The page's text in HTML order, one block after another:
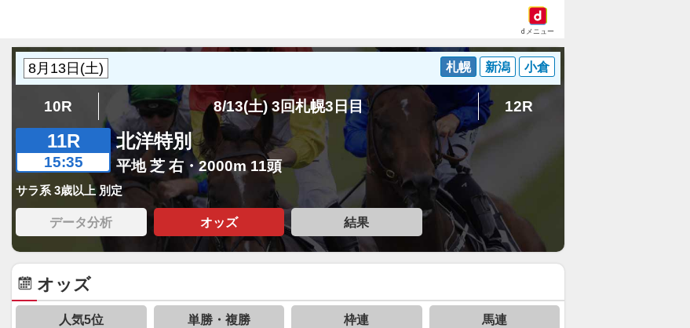
dメニュー
札幌 新潟 小倉
10R 8/13(土) 3回札幌3日目 12R
11R
15:35
北洋特別
平地 芝 右・2000m 11頭
サラ系 3歳以上 別定
データ分析 オッズ 結果
オッズ
人気5位 単勝・複勝 枠連 馬連